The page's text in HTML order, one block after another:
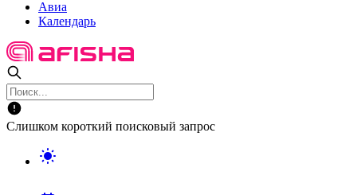
Авиа
Календарь
Слишком короткий поисковый запрос